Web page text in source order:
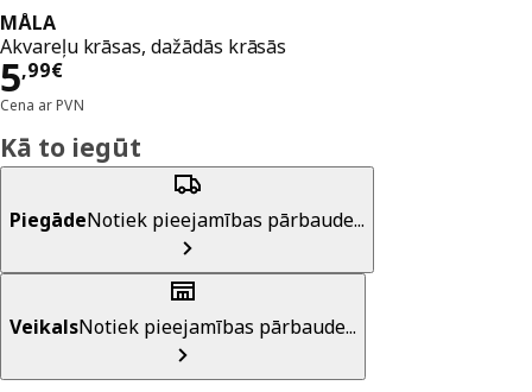
MÅLA
Akvareļu krāsas, dažādās krāsās
5,99€
Cena 5,99€
Cena ar PVN
Kā to iegūt
PiegādeNotiek pieejamības pārbaude...
VeikalsNotiek pieejamības pārbaude...